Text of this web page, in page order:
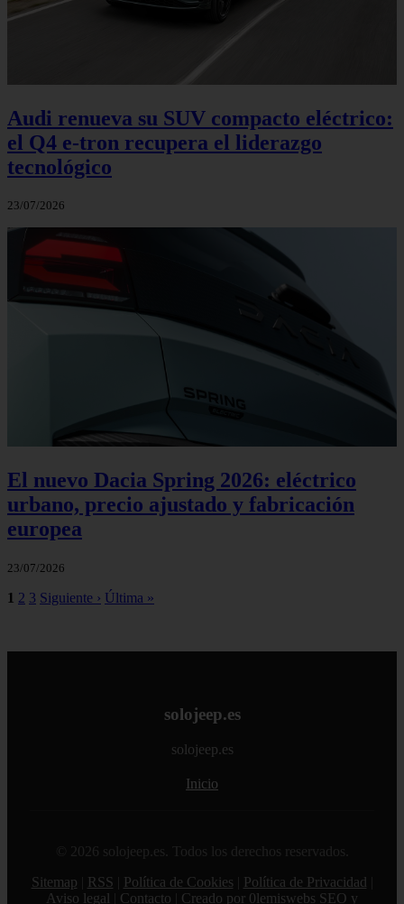
Audi renueva su SUV compacto eléctrico:
el Q4 e‑tron recupera el liderazgo
tecnológico
23/07/2026
El nuevo Dacia Spring 2026: eléctrico
urbano, precio ajustado y fabricación
europea
23/07/2026
1 2 3 Siguiente › Última »
solojeep.es
solojeep.es
Inicio
© 2026 solojeep.es. Todos los derechos reservados.
Sitemap
RSS Política de Cookies Política de Privacidad
Aviso legal
Contacto Creado por 0lemiswebs SEO y